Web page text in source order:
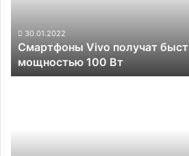
Вт 30.01.2022
Смартфоны Vivo получат
мощностью 100 Вт